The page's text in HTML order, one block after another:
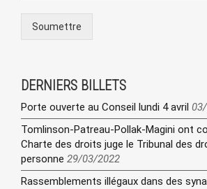
Soumettre
DERNIERS BILLETS
Porte ouverte au Conseil lundi 4 avril
Tomlinson-Patreau-Pollak-Magini ont
Charte des droits juge le Tribunal des
personne 29/03/2022
Rassemblements illégaux dans des